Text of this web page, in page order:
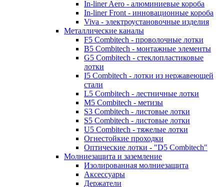
In-liner Aero - алюминиевые короба
In-liner Front - инновационные короба
Viva - электроустановочные изделия
Металлические каналы
F5 Combitech - проволочные лотки
B5 Combitech - монтажные элементы
G5 Combitech - стеклопластиковые
лотки
I5 Combitech - лотки из нержавеющей
стали
L5 Combitech - лестничные лотки
M5 Combitech - метизы
S3 Combitech - листовые лотки
S5 Combitech - листовые лотки
U5 Combitech - тяжелые лотки
Огнестойкие проходки
Оптические лотки - "D5 Combitech"
Молниезащита и заземление
Изолированная молниезащита
Аксессуары
Держатели